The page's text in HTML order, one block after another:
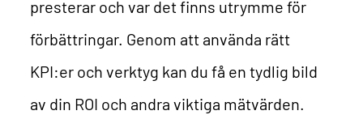
presterar och var det finns utrymme för
förbättringar. Genom att använda rätt
KPI:er och verktyg kan du få en tydlig bild
av din ROI och andra viktiga mätvärden.